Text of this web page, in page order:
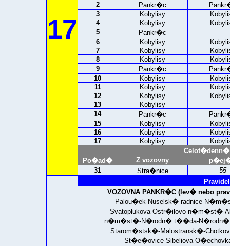
17
2
Pankr�c
3
Kobylisy
4
Kobylisy
5
Pankr�c
6
Kobylisy
7
Kobylisy
8
Kobylisy
9
Pankr�c
10
Kobylisy
11
Kobylisy
12
Kobylisy
13
Kobylisy
14
Pankr�c
15
Kobylisy
16
Kobylisy
17
Kobylisy
Po�ad�
Z vozovny
31
Stra�nice 55
VOZOVNA PANKR�C (lev� nebo
Palou�ek-Nuselsk� radnice-
Svatoplukova-Ostr�ilovo n�m�st�-
n�m�st�-N�rodn� t��da-N�rodn�
Starom�stsk�-Malostransk�-
St�e�ovice-Sibeliova-